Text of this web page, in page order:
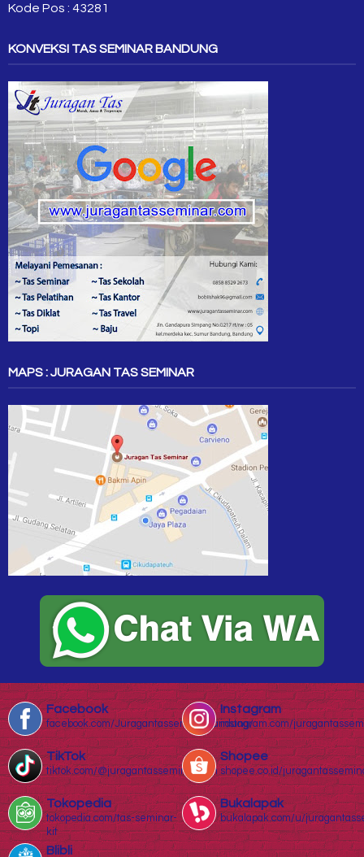
Kode Pos : 43281
KONVEKSI TAS SEMINAR BANDUNG
MAPS : JURAGAN TAS SEMINAR
Facebook
facebook.com/Juragantasseminarbandung/
Instagram
instagram.com/
TikTok
tiktok.com/@juragantasseminar.com
Shopee
shopee.co.id/
Tokopedia
tokopedia.com/tas-seminar-
kit
Bukalapak
bukalapak.com/u/
Blibli